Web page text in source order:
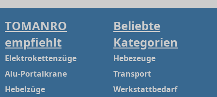
TOMANRO
empfiehlt
Elektrokettenzüge
Alu-Portalkrane
Hebelzüge
Beliebte
Kategorien
Hebezeuge
Transport
Werkstattbedarf